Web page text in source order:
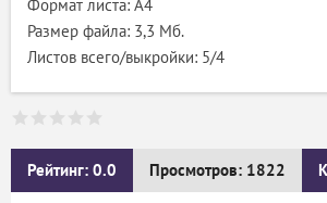
Формат листа: А4
Размер файла: 3,3 Мб.
Листов всего/выкройки: 5/4
Рейтинг: 0.0 Просмотров: 1822